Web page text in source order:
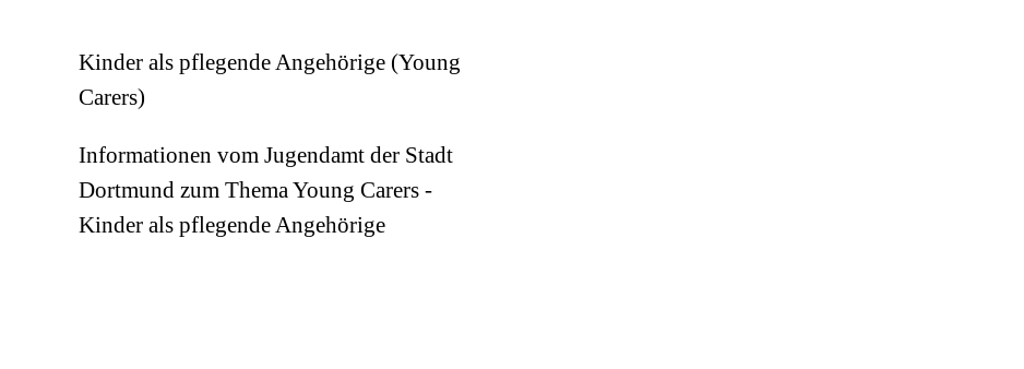
Kinder als pflegende Angehörige (Young
Carers)
Informationen vom Jugendamt der Stadt
Dortmund zum Thema Young Carers -
Kinder als pflegende Angehörige